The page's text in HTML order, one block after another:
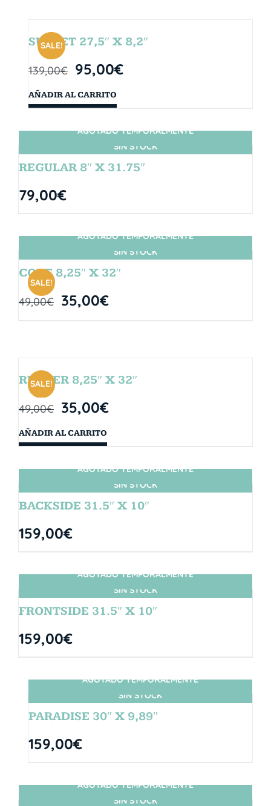
SALE!
SUNSET 27,5″ X 8,2″
139,00€ 95,00€
AÑADIR AL CARRITO
SIN STOCK
AGOTADO TEMPORALMENTE
REGULAR 8″ X 31.75″
79,00€
SIN STOCK
SALE!
AGOTADO TEMPORALMENTE
CORE 8,25″ X 32″
49,00€ 35,00€
SALE!
RUBBER 8,25″ X 32″
49,00€ 35,00€
AÑADIR AL CARRITO
SIN STOCK
AGOTADO TEMPORALMENTE
BACKSIDE 31.5″ X 10″
159,00€
SIN STOCK
AGOTADO TEMPORALMENTE
FRONTSIDE 31.5″ X 10″
159,00€
SIN STOCK
AGOTADO TEMPORALMENTE
PARADISE 30″ X 9,89″
159,00€
SIN STOCK
AGOTADO TEMPORALMENTE